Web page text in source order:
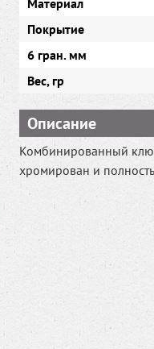
Материал
Покрытие
6 гран. мм
Вес, гр
Описание
Комбинированный
хромирован и